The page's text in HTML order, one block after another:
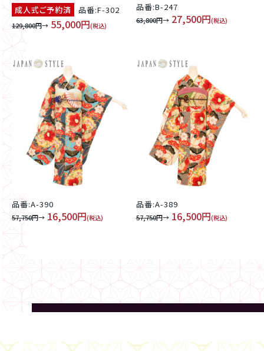
成人式ご予約済 品番:F-302
129,800円→ 55,000円(税込)
品番:B-247
63,800円→ 27,500円(税込)
品番:A-390
57,750円→ 16,500円(税込)
品番:A-389
57,750円→ 16,500円(税込)